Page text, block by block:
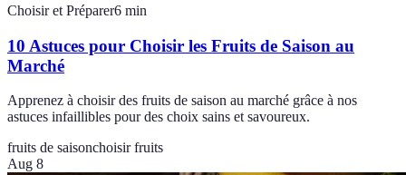
Choisir et Préparer6 min
10 Astuces pour Choisir les Fruits de Saison au
Marché
Apprenez à choisir des fruits de saison au marché grâce à nos
astuces infaillibles pour des choix sains et savoureux.
fruits de saisonchoisir fruits
Aug 8